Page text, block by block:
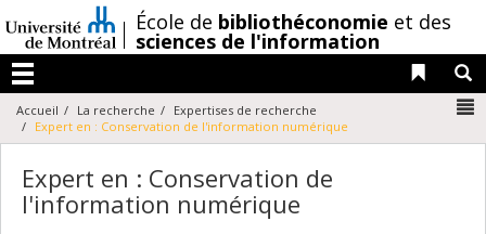
au
contenu
/École de bibliothéconomie et des
sciences de l'information
Menu
Liens
Accueil La recherche
Expertises de recherche
Expert en : Conservation de l'information numérique
Expert en : Conservation de
l'information numérique